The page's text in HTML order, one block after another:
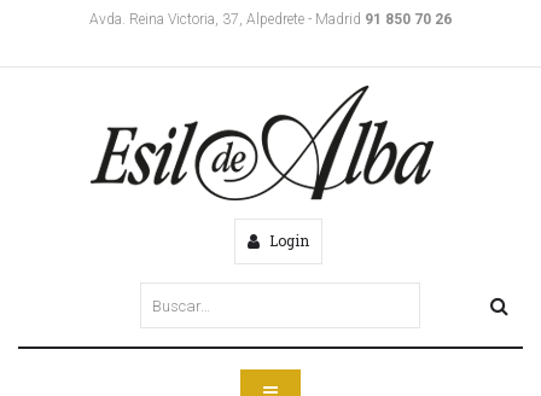
Avda. Reina Victoria, 37, Alpedrete - Madrid 91 850 70 26
Login